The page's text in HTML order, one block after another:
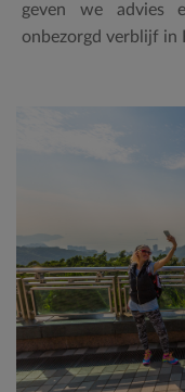
geven we advies
onbezorgd verblijf in